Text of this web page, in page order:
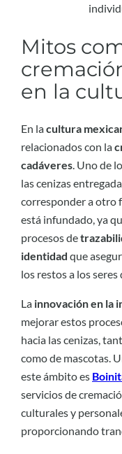
Mitos
en la
En lacultura
relacionados con la
cadáveres. Uno de
las cenizas
corresponder a otro
está infundado, ya
procesos de
identidad que
los restos a los
La innovación en la
mejorar estos
hacia las cenizas,
como de mascotas.
este ámbito es
servicios de
culturales y
proporcionando